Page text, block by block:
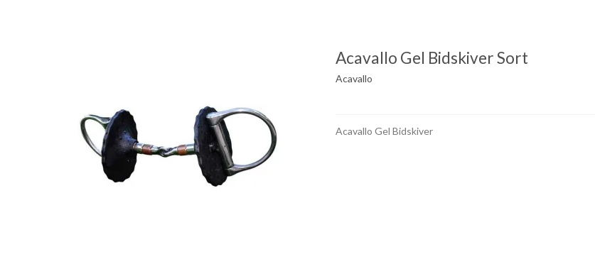
Acavallo Gel Bidskiver Sort
Acavallo
Acavallo Gel Bidskiver